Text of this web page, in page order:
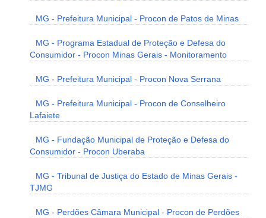
MG - Prefeitura Municipal - Procon de Patos de Minas
MG - Programa Estadual de Proteção e Defesa do
Consumidor - Procon Minas Gerais - Monitoramento
MG - Prefeitura Municipal - Procon Nova Serrana
MG - Prefeitura Municipal - Procon de Conselheiro
Lafaiete
MG - Fundação Municipal de Proteção e Defesa do
Consumidor - Procon Uberaba
MG - Tribunal de Justiça do Estado de Minas Gerais -
TJMG
MG - Perdões Câmara Municipal - Procon de Perdões